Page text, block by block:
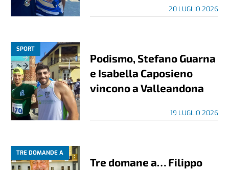
20 LUGLIO 2026
SPORT
Podismo, Stefano Guarna
e Isabella Caposieno
vincono a Valleandona
19 LUGLIO 2026
TRE DOMANDE A
Tre domane a… Filippo